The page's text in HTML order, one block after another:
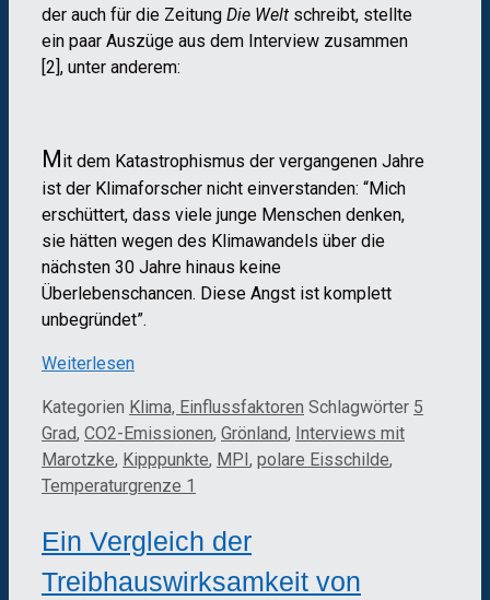
der auch für die Zeitung Die Welt schreibt, stellte
ein paar Auszüge aus dem Interview zusammen
[2], unter anderem:
Mit dem Katastrophismus der vergangenen Jahre
ist der Klimaforscher nicht einverstanden: “Mich
erschüttert, dass viele junge Menschen denken,
sie hätten wegen des Klimawandels über die
nächsten 30 Jahre hinaus keine
Überlebenschancen. Diese Angst ist komplett
unbegründet”.
Weiterlesen
Kategorien Klima, Einflussfaktoren Schlagwörter 5
Grad, CO2-Emissionen, Grönland, Interviews mit
Marotzke, Kipppunkte, MPI, polare Eisschilde,
Temperaturgrenze 1
Ein Vergleich der
Treibhauswirksamkeit von